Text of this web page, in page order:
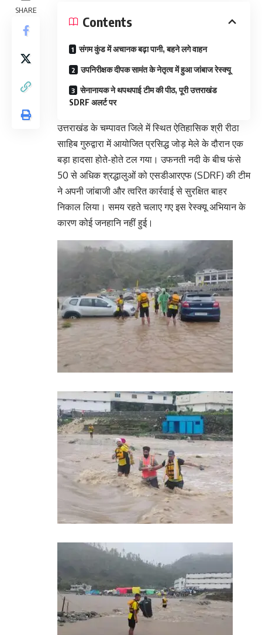
SHARE
Contents
संगम कुंड में अचानक बढ़ा पानी, बहने लगे वाहन
उपनिरीक्षक दीपक सामंत के नेतृत्व में हुआ जांबाज रेस्क्यू
सेनानायक ने थपथपाई टीम की पीठ, पूरी उत्तराखंड
SDRF अलर्ट पर
उत्तराखंड के चम्पावत जिले में स्थित ऐतिहासिक श्री रीठा
साहिब गुरुद्वारा में आयोजित प्रसिद्ध जोड़ मेले के दौरान एक
बड़ा हादसा होते-होते टल गया। उफनती नदी के बीच फंसे
50 से अधिक श्रद्धालुओं को एसडीआरएफ (SDRF) की टीम
ने अपनी जांबाजी और त्वरित कार्रवाई से सुरक्षित बाहर
निकाल लिया। समय रहते चलाए गए इस रेस्क्यू अभियान के
कारण कोई जनहानि नहीं हुई।